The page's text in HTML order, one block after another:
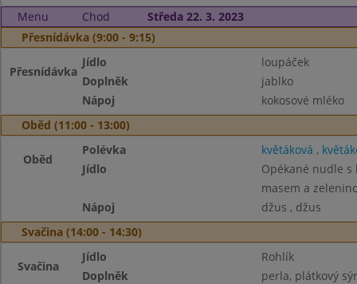
Menu
Chod
Středa 22. 3. 2023
Přesnídávka (9:00 - 9:15)
Přesnídávka
Jídlo
loupáček
Doplněk
jablko
Nápoj
kokosové mléko
Oběd (11:00 - 13:00)
Oběd
Polévka květáková ,
Jídlo
Opékané nudle
masem a
Nápoj
džus , džus
Svačina (14:00 - 14:30)
Svačina
Jídlo
Rohlík
Doplněk
perla, plátkový